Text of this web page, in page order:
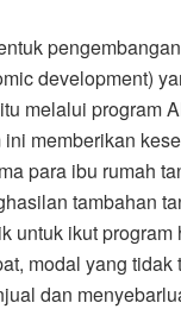
development)
melalui program
ini memberikan
para ibu rumah
tambahan
untuk ikut program
modal yang tidak
dan